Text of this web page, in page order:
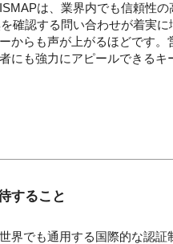
は、業界内でも信頼性
確認する問い合わせが着実
からも声が上がるほどです
にも強力にアピールできる
すること
界でも通用する国際的な認